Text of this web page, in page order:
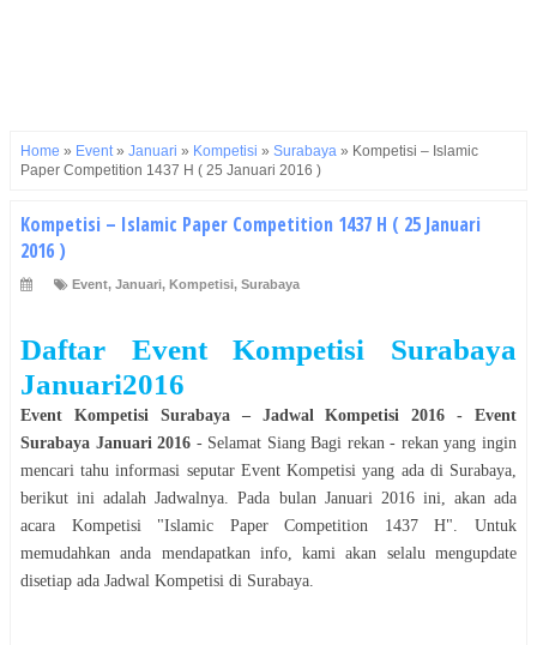
Home » Event» Januari » Kompetisi » Surabaya » Kompetisi – Islamic
Paper Competition 1437 H ( 25 Januari 2016 )
Kompetisi – Islamic Paper Competition 1437 H ( 25 Januari
2016 )
Event, Januari, Kompetisi, Surabaya
Daftar Event Kompetisi Surabaya
Januari2016
Event Kompetisi Surabaya– Jadwal Kompetisi 2016 - Event
Surabaya Januari 2016 - Selamat SiangBagi rekan - rekan yang ingin
mencari tahu informasi seputar EventKompetisi yang ada di Surabaya
berikut ini adalah Jadwalnya. Pada bulan Januari 2016ini, akan ada
acara Kompetisi "Islamic Paper Competition 1437 H". Untuk
memudahkan anda mendapatkan info, kami akan selalu mengupdate
disetiap ada Jadwal Kompetisi di Surabaya